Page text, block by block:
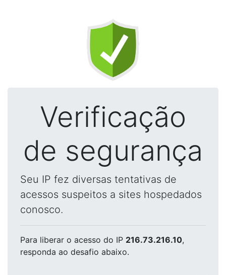
Verificação
de segurança
Seu IP fez diversas tentativas de
acessos suspeitos a sites hospedados
conosco.
Para liberar o acesso do IP 216.73.216.10,
responda ao desafio abaixo.